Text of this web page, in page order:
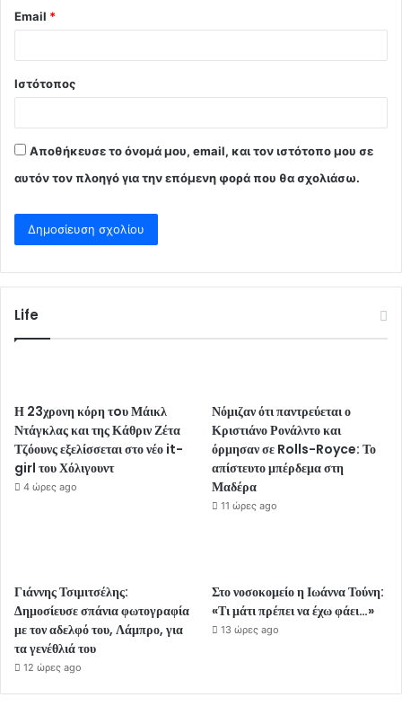
Email *
Ιστότοπος
Αποθήκευσε το όνομά μου, email, και τον ιστότοπο μου σε
αυτόν τον πλοηγό για την επόμενη φορά που θα σχολιάσω.
Life
Η 23χρονη κόρη τoυ Μάικλ
Ντάγκλας και της Κάθριν Ζέτα
Τζόουνς εξελίσσεται στο νέο it-
girl του Χόλιγουντ
4 ώρες ago
Νόμιζαν ότι παντρεύεται ο
Κριστιάνο Ρονάλντο και
όρμησαν σε Rolls-Royce: Το
απίστευτο μπέρδεμα στη
Μαδέρα
11 ώρες ago
Γιάννης Τσιμιτσέλης:
Δημοσίευσε σπάνια φωτογραφία
με τον αδελφό του, Λάμπρο, για
τα γενέθλιά του
12 ώρες ago
Στο νοσοκομείο η Ιωάννα Τούνη:
«Τι μάτι πρέπει να έχω φάει…»
13 ώρες ago